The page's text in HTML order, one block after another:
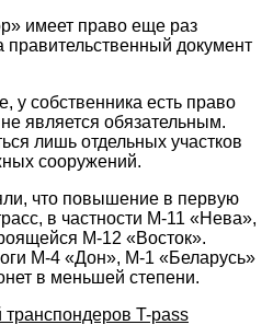
имеет право еще раз
правительственный документ
у собственника есть право
является обязательным.
лишь отдельных участков
сооружений.
что повышение в первую
в частности М-11 «Нева»,
М-12 «Восток».
М-4 «Дон», М-1 «Беларусь»
в меньшей степени.
T-pass